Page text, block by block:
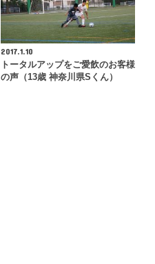
2017.1.10
トータルアップをご愛飲のお客様
の声（13歳 神奈川県Sくん）